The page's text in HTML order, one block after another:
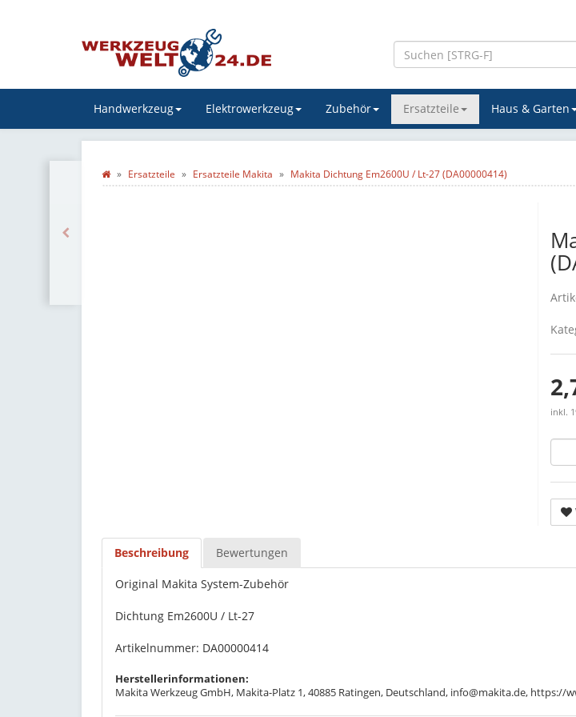
Handwerkzeug Elektrowerkzeug Zubehör Ersatzteile Haus & Garten
Ersatzteile Ersatzteile Makita Makita Dichtung Em2600U / Lt-27 (DA00000414)
inkl.
Beschreibung Bewertungen
Original Makita System-Zubehör
Dichtung Em2600U / Lt-27
Artikelnummer: DA00000414
Herstellerinformationen:
Makita Werkzeug GmbH, Makita-Platz 1, 40885 Ratingen, Deutschland, info@makita.de, https://